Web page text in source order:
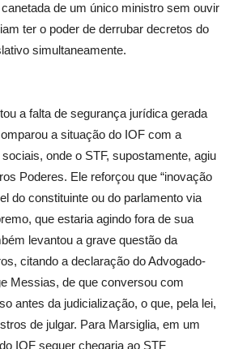
de um único ministro sem ouvir
ter o poder de derrubar decretos do
simultaneamente.
a falta de segurança jurídica gerada
a situação do IOF com a
onde o STF, supostamente, agiu
Poderes. Ele reforçou que “inovação
do constituinte ou do parlamento via
que estaria agindo fora de sua
levantou a grave questão da
citando a declaração do Advogado-
Messias, de que conversou com
antes da judicialização, o que, pela lei,
de julgar. Para Marsiglia, em um
IOF sequer chegaria ao STF